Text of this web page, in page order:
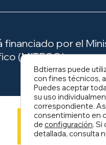
por el
(MITECO).
Bdtierras puede
con fines técnicos,
Puedes aceptar
su uso
correspondiente.
consentimiento en
de configuración.
detallada, consulta